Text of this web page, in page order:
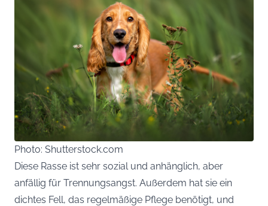
Photo: Shutterstock.com
Diese Rasse ist sehr sozial und anhänglich, aber
anfällig für Trennungsangst. Außerdem hat sie ein
dichtes Fell, das regelmäßige Pflege benötigt, und